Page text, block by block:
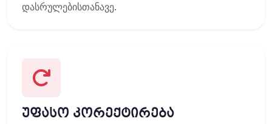
დასრულებისთანავე.
უფასო კორექტირება